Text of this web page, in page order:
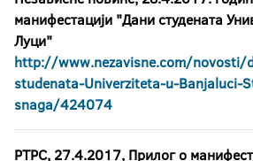
манифестацији "Дани студената
Луци"
http://www.nezavisne.com/novosti/
studenata-Univerziteta-u-Banjaluci-
snaga/424074
РТРС, 27.4.2017, Прилог о